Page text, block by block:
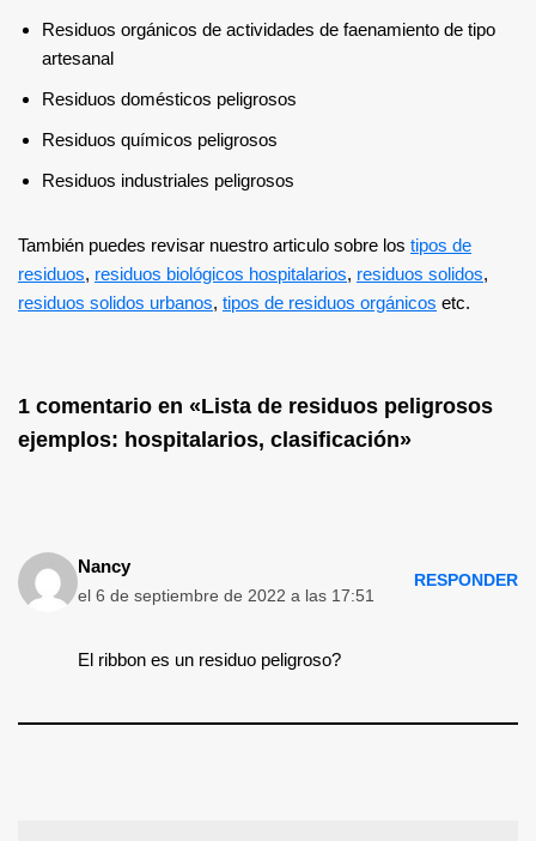
Residuos orgánicos de actividades de faenamiento de tipo
artesanal
Residuos domésticos peligrosos
Residuos químicos peligrosos
Residuos industriales peligrosos
También puedes revisar nuestro articulo sobre los tipos de
residuos, residuos biológicos hospitalarios, residuos solidos,
residuos solidos urbanos, tipos de residuos orgánicos etc.
1 comentario en «Lista de residuos peligrosos
ejemplos: hospitalarios, clasificación»
Nancy
el 6 de septiembre de 2022 a las 17:51
RESPONDER
El ribbon es un residuo peligroso?